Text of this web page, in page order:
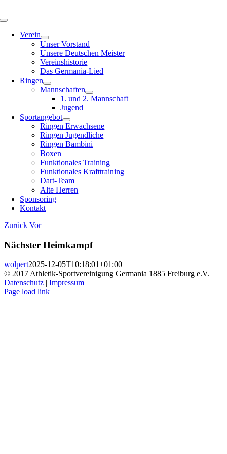
Inhalt
Toggle
NavigationVerein
Unser Vorstand
Unsere Deutschen Meister
Vereinshistorie
Das Germania-Lied
Ringen
Mannschaften
1. und 2. Mannschaft
Jugend
Sportangebot
Ringen Erwachsene
Ringen Jugendliche
Ringen Bambini
Boxen
Funktionales Training
Funktionales Krafttraining
Dart-Team
Alte Herren
Sponsoring
Kontakt
Zurück Vor
Nächster Heimkampf
wolpert2025-12-05T10:18:01+01:00
© 2017 Athletik-Sportvereinigung Germania 1885 Freiburg e.V. |
Datenschutz | Impressum
Instagram
Page load link